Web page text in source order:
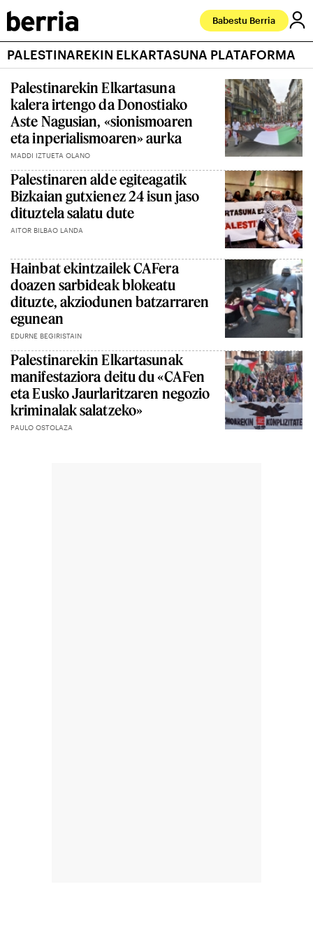
Babestu Berria
PALESTINAREKIN ELKARTASUNA PLATAFORMA
Palestinarekin Elkartasuna
kalera irtengo da Donostiako
Aste Nagusian, «sionismoaren
eta inperialismoaren» aurka
MADDI IZTUETA OLANO
Palestinaren alde egiteagatik
Bizkaian gutxienez 24 isun jaso
dituztela salatu dute
AITOR BILBAO LANDA
Hainbat ekintzailek CAFera
doazen sarbideak blokeatu
dituzte, akziodunen batzarraren
egunean
EDURNE BEGIRISTAIN
Palestinarekin Elkartasunak
manifestaziora deitu du «CAFen
eta Eusko Jaurlaritzaren negozio
kriminalak salatzeko»
PAULO OSTOLAZA